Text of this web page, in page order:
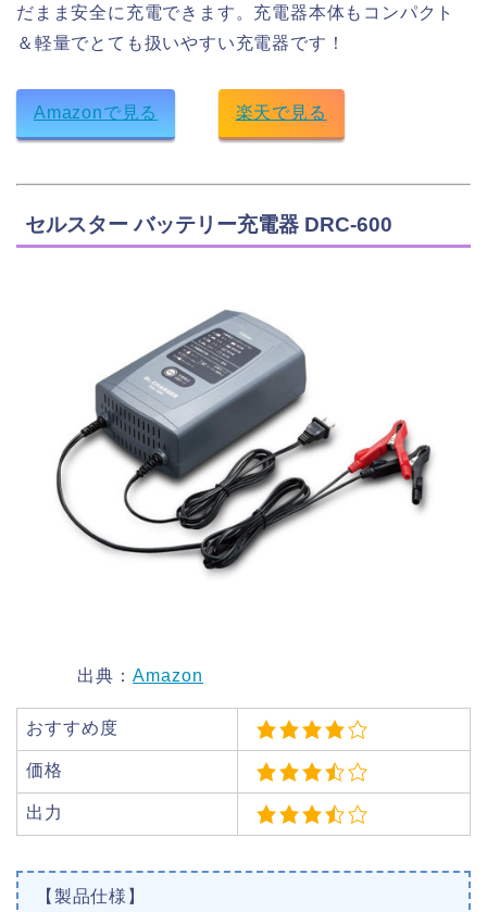
だまま安全に充電できます。充電器本体もコンパクト
＆軽量でとても扱いやすい充電器です！
Amazonで見る 楽天で見る
セルスター バッテリー充電器 DRC-600
出典： Amazon
おすすめ度
価格
出力
【製品仕様】